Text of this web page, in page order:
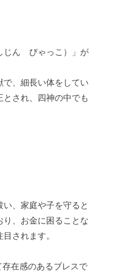
じん びゃっこ）」が
で、細長い体をしてい
され、四神の中でも
、家庭や子を守ると
り、お金に困ることな
されます。
在感のあるブレスで